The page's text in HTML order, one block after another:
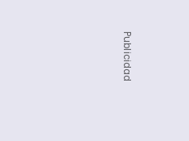
Publicidad